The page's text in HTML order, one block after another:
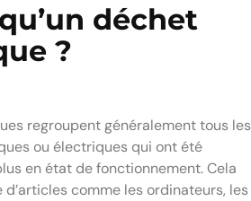
déchet
?
regroupent généralement tous les
ou électriques qui ont été
en état de fonctionnement. Cela
comme les ordinateurs, les